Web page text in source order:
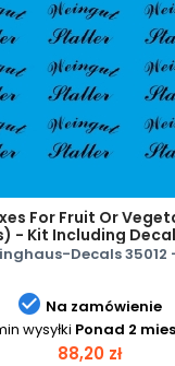
For Fruit Or
- Kit Including
Decals 35012
 Na zamówienie
wysyłki Ponad 2
Cena
88,20 zł